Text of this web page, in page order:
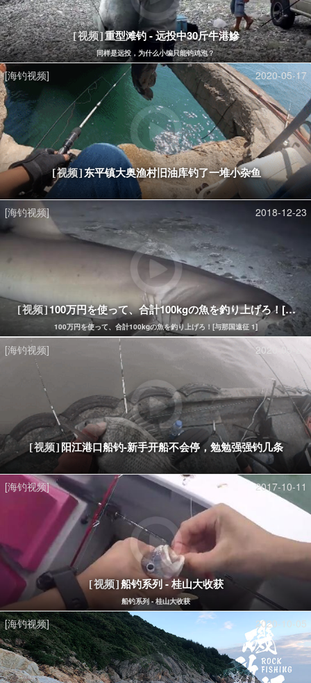
[视频]重型滩钓 - 远投中30斤牛港鰺
同样是远投，为什么小编只能钓鸡泡？
[海钓视频] 2020-05-17
[视频]东平镇大奥渔村旧油库钓了一堆小杂鱼
[海钓视频] 2018-12-23
[视频]100万円を使って、合計100kgの魚を釣り上げろ！[与那
100万円を使って、合計100kgの魚を釣り上げろ！[与那国遠征 1]
[海钓视频] 2020-05-26
[视频]阳江港口船钓-新手开船不会停，勉勉强强钓几条
[海钓视频] 2017-10-11
[视频]船钓系列 - 桂山大收获
船钓系列 - 桂山大收获
[海钓视频] 2020-10-05